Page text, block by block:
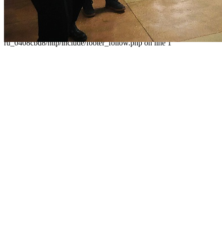
Следуйте за нами
Parse error: syntax error, unexpected 'data' (T_STRING), expecting
']' in /home/virtwww/w_dvorec39-
ru_0408cbd8/http/include/footer_follow.php on line 1